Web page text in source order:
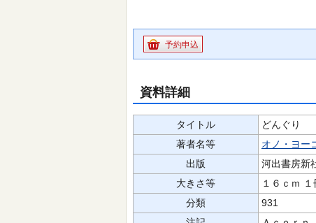
予約申込
資料詳細
タイトル
どんぐり
著者名等
オノ・ヨー
出版
河出書房新
大きさ等
１６ｃｍ １
分類
931